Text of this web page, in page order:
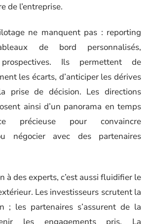
de l’entreprise.
ne manquent pas : reporting
de bord personnalisés,
prospectives. Ils permettent de
les écarts, d’anticiper les dérives
prise de décision. Les directions
ainsi d’un panorama en temps
précieuse pour convaincre
négocier avec des partenaires
à des experts, c’est aussi fluidifier le
Les investisseurs scrutent la
; les partenaires s’assurent de la
les engagements pris. La